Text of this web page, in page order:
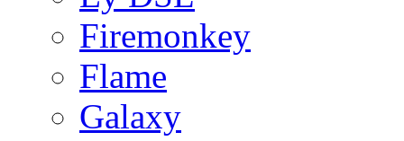
Firemonkey
Flame
Galaxy